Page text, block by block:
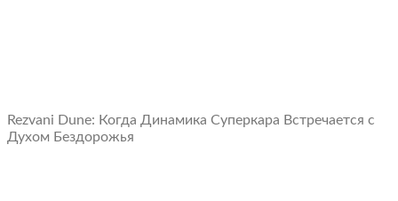
Rezvani Dune: Когда Динамика Суперкара Встречается с
Духом Бездорожья